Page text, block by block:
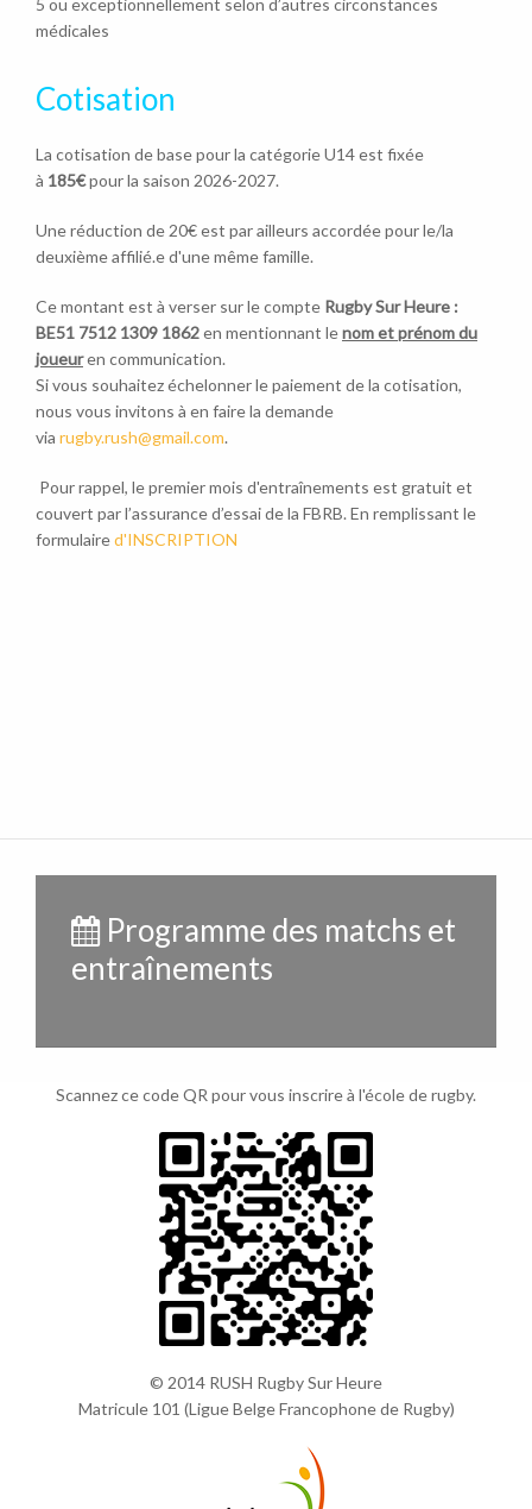
5 ou exceptionnellement selon d’autres circonstances
médicales
Cotisation
La cotisation de base pour la catégorie U14 est fixée
à 185€pour la saison 2026-2027.
Une réduction de 20€ est par ailleurs accordée pour le/la
deuxième affilié.e d'une même famille.
Ce montant est à verser sur le compte Rugby Sur Heure :
BE51 7512 1309 1862en mentionnant lenom et prénom du
joueuren communication.
Si vous souhaitez échelonner le paiement de la cotisation,
nous vous invitons à en faire la demande
via rugby.rush@gmail.com.
Pour rappel, le premier mois d'entraînements est gratuit et
couvert par l’assurance d’essai de la FBRB. En remplissant le
formulaired'INSCRIPTION
Programme des matchs et
entraînements
Scannez ce code QR pour vous inscrire à l'école de rugby.
© 2014 RUSH Rugby Sur Heure
Matricule 101 (Ligue Belge Francophone de Rugby)